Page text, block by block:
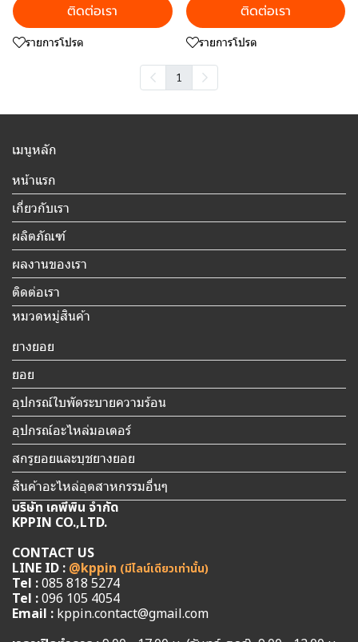
ติดต่อเรา
รายการโปรด
ติดต่อเรา
รายการโปรด
1
เมนูหลัก
หน้าแรก
เกี่ยวกับเรา
ผลิตภัณฑ์
ผลงานของเรา
ติดต่อเรา
หมวดหมู่สินค้า
ยางยอย
ยอย
อุปกรณ์ใบพัดระบายความร้อน
อุปกรณ์อะไหล่มอเตอร์
สกรูยอยและบุชยางยอย
สินค้าอะไหล่อุตสาหกรรมอื่นๆ
บริษัท เคพีพิน จำกัด
KPPIN CO.,LTD.
CONTACT US
LINE ID : @kppin (มีไลน์เดียวเท่านั้น)
Tel :085 818 5274
Tel :096 105 4054
Email : kppin.contact@gmail.com